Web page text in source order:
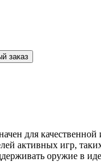
заказ
для
активных игр,
оружие в